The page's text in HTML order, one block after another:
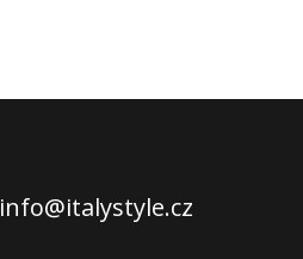
info@italystyle.cz